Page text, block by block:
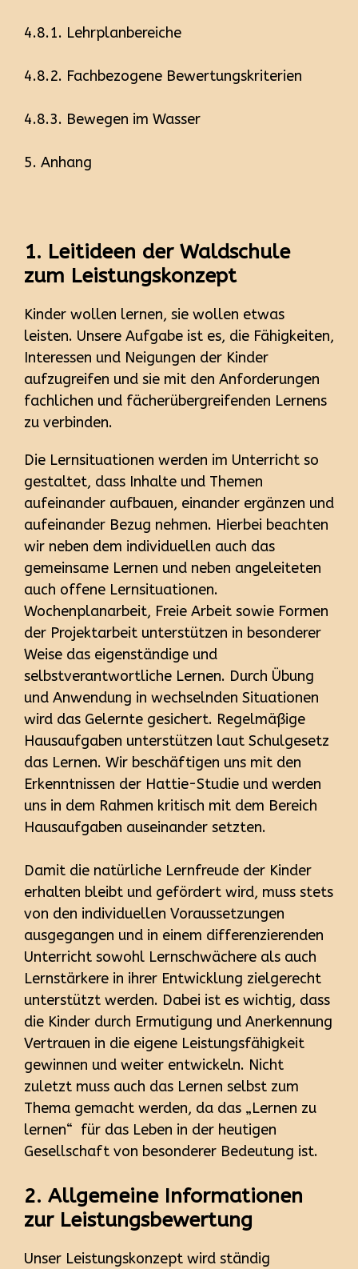
4.8.1. Lehrplanbereiche
4.8.2. Fachbezogene Bewertungskriterien
4.8.3. Bewegen im Wasser
5. Anhang
1. Leitideen der Waldschule
zum Leistungskonzept
Kinder wollen lernen, sie wollen etwas
leisten. Unsere Aufgabe ist es, die Fähigkeiten,
Interessen und Neigungen der Kinder
aufzugreifen und sie mit den Anforderungen
fachlichen und fächerübergreifenden Lernens
zu verbinden.
Die Lernsituationen werden im Unterricht so
gestaltet, dass Inhalte und Themen
aufeinander aufbauen, einander ergänzen und
aufeinander Bezug nehmen. Hierbei beachten
wir neben dem individuellen auch das
gemeinsame Lernen und neben angeleiteten
auch offene Lernsituationen.
Wochenplanarbeit, Freie Arbeit sowie Formen
der Projektarbeit unterstützen in besonderer
Weise das eigenständige und
selbstverantwortliche Lernen. Durch Übung
und Anwendung in wechselnden Situationen
wird das Gelernte gesichert. Regelmäßige
Hausaufgaben unterstützen laut Schulgesetz
das Lernen. Wir beschäftigen uns mit den
Erkenntnissen der Hattie-Studie und werden
uns in dem Rahmen kritisch mit dem Bereich
Hausaufgaben auseinander setzten.
Damit die natürliche Lernfreude der Kinder
erhalten bleibt und gefördert wird, muss stets
von den individuellen Voraussetzungen
ausgegangen und in einem differenzierenden
Unterricht sowohl Lernschwächere als auch
Lernstärkere in ihrer Entwicklung zielgerecht
unterstützt werden. Dabei ist es wichtig, dass
die Kinder durch Ermutigung und Anerkennung
Vertrauen in die eigene Leistungsfähigkeit
gewinnen und weiter entwickeln. Nicht
zuletzt muss auch das Lernen selbst zum
Thema gemacht werden, da das „Lernen zu
lernen“ für das Leben in der heutigen
Gesellschaft von besonderer Bedeutung ist.
2. Allgemeine Informationen
zur Leistungsbewertung
Unser Leistungskonzept wird ständig